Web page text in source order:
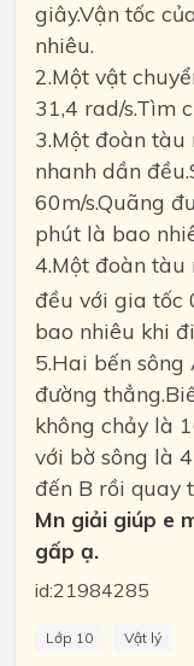
giây.Vận tốc
nhiêu.
2.Một vật
31,4 rad/s.Tìm
3.Một đoàn
nhanh dần
60m/s.Quãng
phút là bao
4.Một đoàn tàu
đều với gia tốc
bao nhiêu khi
5.Hai bến sông
đường
không chảy là
với bờ sông là
đến B rồi quay
Mn giải giúp e
gấp ạ.
id:21984285
Lớp 10 Vật lý